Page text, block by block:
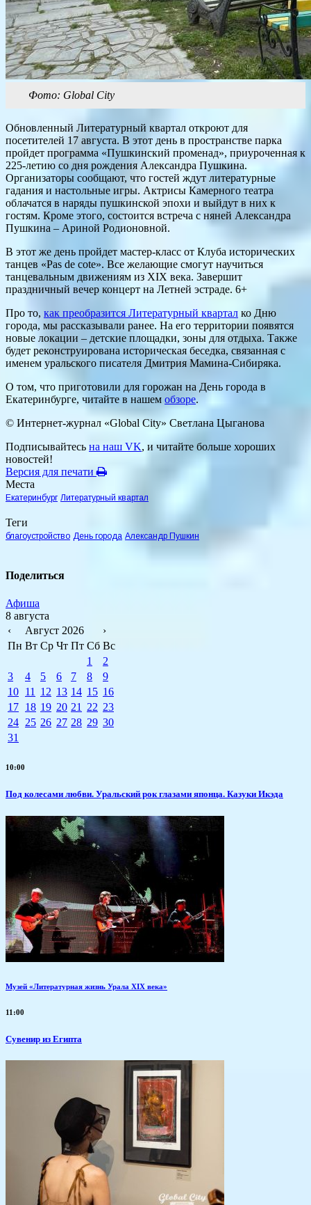
Фото: Global City
Обновленный Литературный квартал откроют для
посетителей 17 августа. В этот день в пространстве парка
пройдет программа «Пушкинский променад», приуроченная к
225-летию со дня рождения Александра Пушкина.
Организаторы сообщают, что гостей ждут литературные
гадания и настольные игры. Актрисы Камерного театра
облачатся в наряды пушкинской эпохи и выйдут в них к
гостям. Кроме этого, состоится встреча с няней Александра
Пушкина – Ариной Родионовной.
В этот же день пройдет мастер-класс от Клуба исторических
танцев «Pas de cote». Все желающие смогут научиться
танцевальным движениям из XIX века. Завершит
праздничный вечер концерт на Летней эстраде. 6+
Про то, как преобразится Литературный квартал ко Дню
города, мы рассказывали ранее. На его территории появятся
новые локации – детские площадки, зоны для отдыха. Также
будет реконструирована историческая беседка, связанная с
именем уральского писателя Дмитрия Мамина-Сибиряка.
О том, что приготовили для горожан на День города в
Екатеринбурге, читайте в нашем обзоре.
© Интернет-журнал «Global City» Светлана Цыганова
Подписывайтесь на наш VK, и читайте больше хороших
новостей!
Версия для печати
Места
Екатеринбург Литературный квартал
Теги
благоустройство День города Александр Пушкин
Поделиться
Афиша
8 августа
‹
Август 2026
›
Пн Вт Ср Чт Пт Сб Вс
1
2
3
4 5 6 7 8
9
10 11 12 13 14 15 16
17 18 19 20 21 22 23
24 25 26 27 28 29 30
31
10:00
Под колесами любви. Уральский рок глазами японца. Казуки Икэда
Музей «Литературная жизнь Урала XIX века»
11:00
Сувенир из Египта